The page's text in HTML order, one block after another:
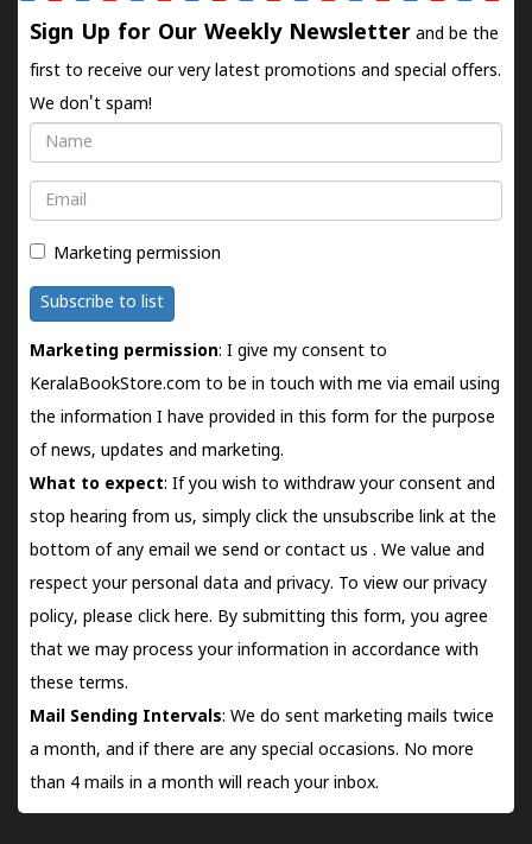
Sign Up for Our Weekly Newsletter and be the
first to receive our very latest promotions and special offers.
We don't spam!
Name
Email
Marketing permission
Subscribe to list
Marketing permission: I give my consent to
KeralaBookStore.com to be in touch with me via email using
the information I have provided in this form for the purpose
of news, updates and marketing.
What to expect: If you wish to withdraw your consent and
stop hearing from us, simply click the unsubscribe link at the
bottom of any email we send orcontact us . We value and
respect your personal data and privacy. To view our privacy
policy, please click here. By submitting this form, you agree
that we may process your information in accordance with
these terms.
Mail Sending Intervals: We do sent marketing mails twice
a month, and if there are any special occasions. No more
than 4 mails in a month will reach your inbox.